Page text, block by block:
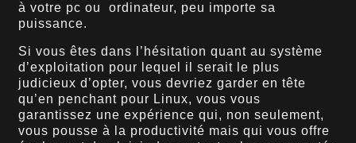
à votre pc ou ordinateur, peu importe sa
puissance.
Si vous êtes dans l’hésitation quant au système
d’exploitation pour lequel il serait le plus
judicieux d’opter, vous devriez garder en tête
qu’en penchant pour Linux, vous vous
garantissez une expérience qui, non seulement,
vous pousse à la productivité mais qui vous offre